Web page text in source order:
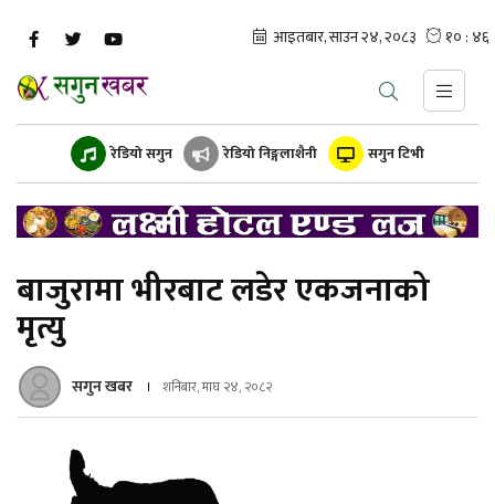
रेडियो सगुन रेडियो निङ्गलाशैनी सगुन टिभी
बाजुरामा भीरबाट लडेर एकजनाको
मृत्यु
सगुन खबर शनिबार, माघ २४, २०८२